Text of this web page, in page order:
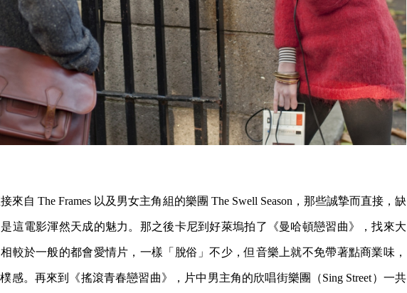
接來自 The Frames 以及男女主角組的樂團 The Swell Season，那些誠摯而直接，缺
這電影渾然天成的魅力。那之後卡尼到好萊塢拍了《曼哈頓戀習曲》，找來大
較於一般的都會愛情片，一樣「脫俗」不少，但音樂上就不免帶著點商業味，
感。再來到《搖滾青春戀習曲》，片中男主角的欣唱街樂團（Sing Street）一共